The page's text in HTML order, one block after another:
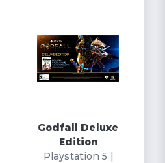
Godfall Deluxe
Edition
Playstation 5 |